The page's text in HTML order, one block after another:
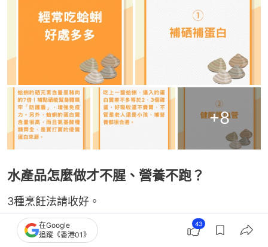
+8
水產品怎麼做才不腥、營養不跑？
3種烹飪法請收好。
1. 清蒸
在Google
追蹤《香港01》
43